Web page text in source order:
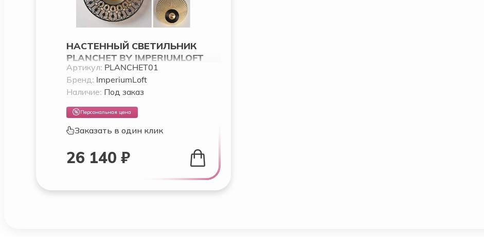
НАСТЕННЫЙ СВЕТИЛЬНИК
PLANCHET BY IMPERIUMLOFT
Артикул: PLANCHET01
Бренд: ImperiumLoft
Наличие: Под заказ
Персональная цена
Заказать в один клик
26 140 ₽